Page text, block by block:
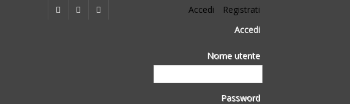
Accedi
Registrati
Accedi
Nome utente
Password